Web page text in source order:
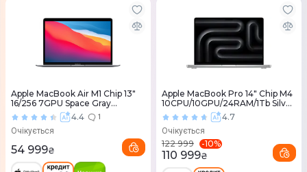
Apple MacBook Air M1 Chip 13"
16/256 7GPU Space Gray
(Z124000MM) Custom 2020
4.4 1
Очікується
54 999₴
Apple MacBook Pro 14" Chip M4
10CPU/10GPU/24RAM/1Tb Silver
(MCX14) 2024 4.7
Очікується
122 999 -10%
110 999₴